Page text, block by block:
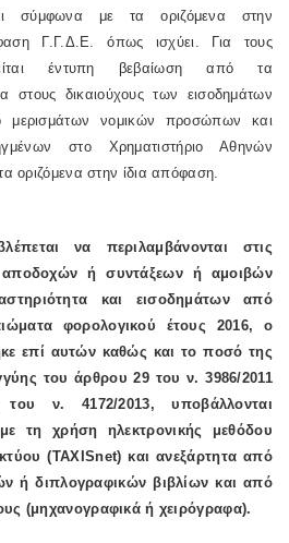
σύμφωνα με τα οριζόμενα στην
Γ.Γ.Δ.Ε. όπως ισχύει. Για τους
έντυπη βεβαίωση από τα
στους δικαιούχους των εισοδημάτων
μερισμάτων νομικών προσώπων και
στο Χρηματιστήριο Αθηνών
οριζόμενα στην ίδια απόφαση.
να περιλαμβάνονται στις
αποδοχών ή συντάξεων ή αμοιβών
και εισοδημάτων από
φορολογικού έτους 2016, ο
επί αυτών καθώς και το ποσό της
του άρθρου 29 του ν. 3986/2011
ν. 4172/2013, υποβάλλονται
τη χρήση ηλεκτρονικής μεθόδου
(TAXISnet) και ανεξάρτητα από
ή διπλογραφικών βιβλίων και από
(μηχανογραφικά ή χειρόγραφα).